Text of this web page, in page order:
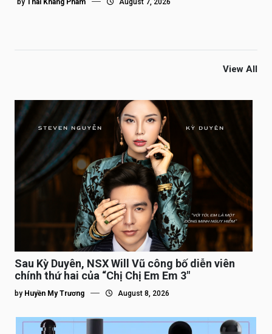
by Thai Khang Pham August 7, 2026
View All
Sau Kỳ Duyên, NSX Will Vũ công bố diễn viên
chính thứ hai của “Chị Chị Em Em 3″
by Huyền My Trương August 8, 2026